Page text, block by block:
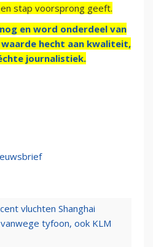
stap voorsprong geeft.
en word onderdeel van
waarde hecht aan kwaliteit,
journalistiek.
vluchten Shanghai
tyfoon, ook KLM